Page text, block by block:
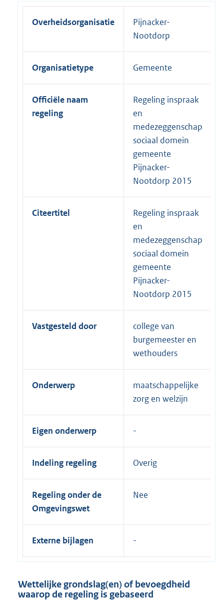
Overheidsorganisatie
Pijnacker-
Nootdorp
Organisatietype Gemeente
Officiële naam
regeling
Regeling inspraak
en
medezeggenschap
sociaal domein
gemeente
Pijnacker-
Nootdorp 2015
Citeertitel
Regeling inspraak
en
medezeggenschap
sociaal domein
gemeente
Pijnacker-
Nootdorp 2015
Vastgesteld door
college van
burgemeester en
wethouders
Onderwerp
maatschappelijke
zorg en welzijn
Eigen onderwerp
Indeling regeling Overig
Regeling onder de
Omgevingswet
Nee
Externe bijlagen
Wettelijke grondslag(en) of bevoegdheid
waarop de regeling is gebaseerd